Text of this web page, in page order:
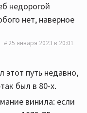
недорогой
нет, наверное
25 января 2023 в 20:01
этот путь недавно,
был в 80-х.
винила: если